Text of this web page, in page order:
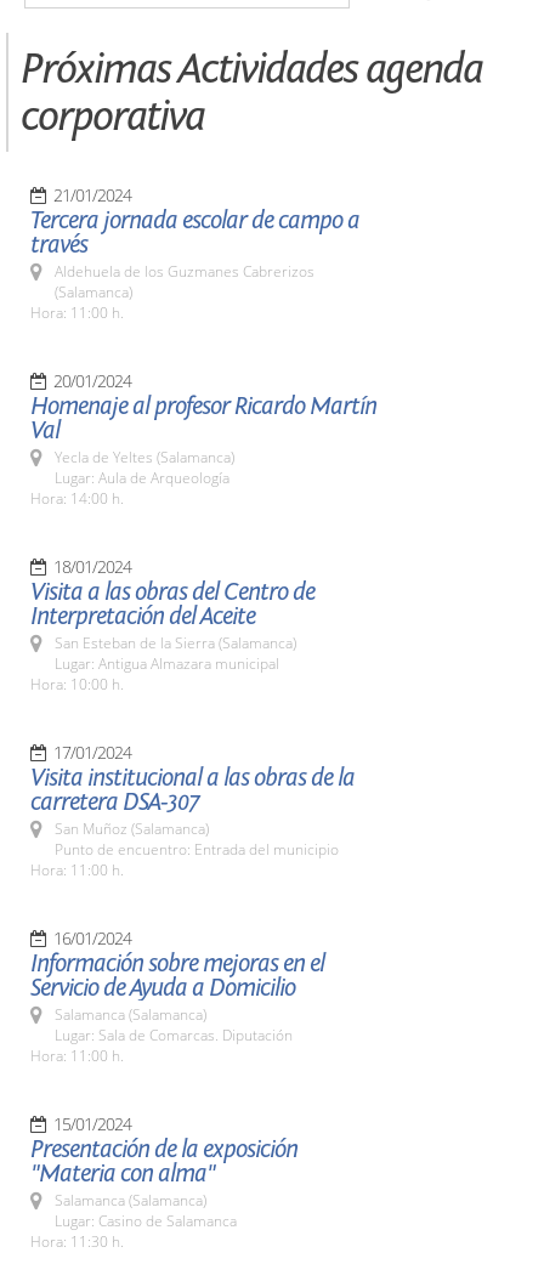
Próximas Actividades agenda
corporativa
21/01/2024
Tercera jornada escolar de campo a
través
Aldehuela de los Guzmanes Cabrerizos
(Salamanca)
Hora: 11:00 h.
20/01/2024
Homenaje al profesor Ricardo Martín
Val
Yecla de Yeltes (Salamanca)
Lugar: Aula de Arqueología
Hora: 14:00 h.
18/01/2024
Visita a las obras del Centro de
Interpretación del Aceite
San Esteban de la Sierra (Salamanca)
Lugar: Antigua Almazara municipal
Hora: 10:00 h.
17/01/2024
Visita institucional a las obras de la
carretera DSA-307
San Muñoz (Salamanca)
Punto de encuentro: Entrada del municipio
Hora: 11:00 h.
16/01/2024
Información sobre mejoras en el
Servicio de Ayuda a Domicilio
Salamanca (Salamanca)
Lugar: Sala de Comarcas. Diputación
Hora: 11:00 h.
15/01/2024
Presentación de la exposición
"Materia con alma"
Salamanca (Salamanca)
Lugar: Casino de Salamanca
Hora: 11:30 h.